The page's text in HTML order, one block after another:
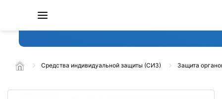
Средства индивидуальной защиты (СИЗ) Защита